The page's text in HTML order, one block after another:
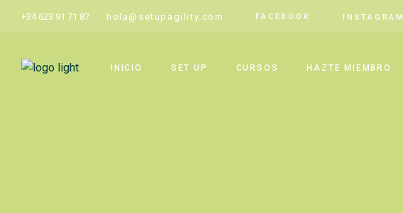
+34 623 91 71 87 hola@setupagility.com FACEBOOK INSTAGRAM
INICIO SET UP CURSOS HAZTE MIEMBRO